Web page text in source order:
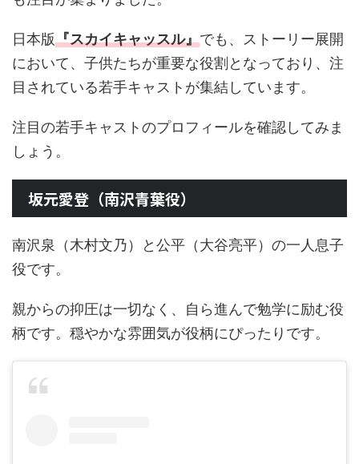
日本版『スカイキャッスル』でも、ストーリー展開
において、子供たちが重要な役割となっており、注
目されている若手キャストが集結しています。
注目の若手キャストのプロフィールを確認してみま
しょう。
坂元愛登（南沢青葉役）
南沢泉（木村文乃）と公平（大谷亮平）の一人息子
役です。
親からの抑圧は一切なく、自ら進んで勉学に励む役
柄です。穏やかな雰囲気が役柄にぴったりです。